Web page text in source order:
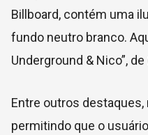
Billboard, contém uma
fundo neutro branco.
Underground & Nico”,
Entre outros destaques,
permitindo que o